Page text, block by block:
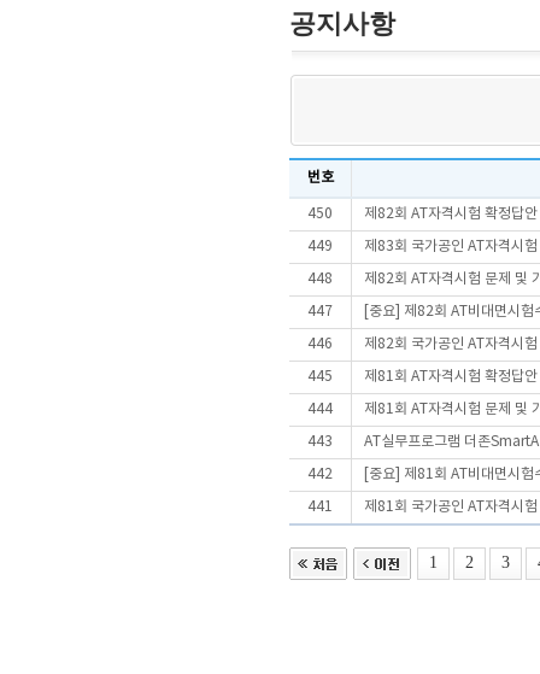
공지사항
번호
450 제82회 AT자격시험 확정답
449 제83회 국가공인 AT자격시
448 제82회 AT자격시험 문제 및
447 [중요] 제82회 AT비대면시험
446 제82회 국가공인 AT자격시
445 제81회 AT자격시험 확정답
444 제81회 AT자격시험 문제 및
443 AT실무프로그램 더존
442 [중요] 제81회 AT비대면시험
441 제81회 국가공인 AT자격시
1 2 3